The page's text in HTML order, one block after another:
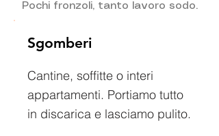
Pochi fronzoli, tanto lavoro sodo.
Sgomberi
Cantine, soffitte o interi
appartamenti. Portiamo tutto
in discarica e lasciamo pulito.